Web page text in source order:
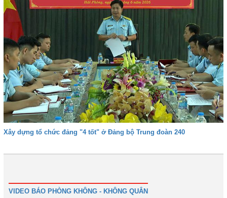
Xây dựng tổ chức đảng "4 tốt" ở Đảng bộ Trung đoàn 240
VIDEO BÁO PHÒNG KHÔNG - KHÔNG QUÂN